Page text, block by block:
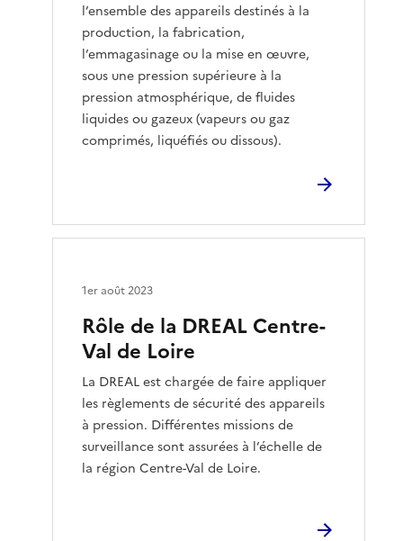
l’ensemble des appareils destinés à la
production, la fabrication,
l’emmagasinage ou la mise en œuvre,
sous une pression supérieure à la
pression atmosphérique, de fluides
liquides ou gazeux (vapeurs ou gaz
comprimés, liquéfiés ou dissous).
Rôle de la DREAL Centre-
Val de Loire
La DREAL est chargée de faire appliquer
les règlements de sécurité des appareils
à pression. Différentes missions de
surveillance sont assurées à l’échelle de
la région Centre-Val de Loire.
1er août 2023